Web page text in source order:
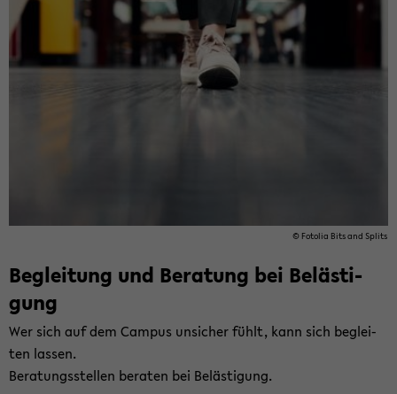
© Fo­to­lia Bits and Splits
Be­glei­tung und Be­ra­tung bei Be­läs­ti­
gung
Wer sich auf dem Cam­pus un­si­cher fühlt, kann sich be­glei­
ten las­sen.
Be­ra­tungs­stel­len be­ra­ten bei Be­läs­ti­gung.